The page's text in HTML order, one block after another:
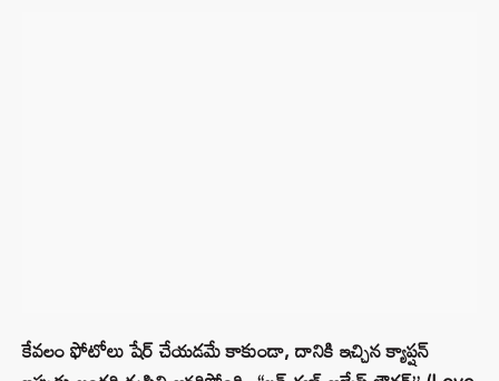
కేవలం ఫోటోలు షేర్ చేయడమే కాకుండా, దానికి ఇచ్చిన క్యాప్షన్